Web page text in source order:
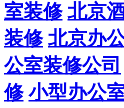
室装修 北京
装修 北京办
公室装修公司
修 小型办公